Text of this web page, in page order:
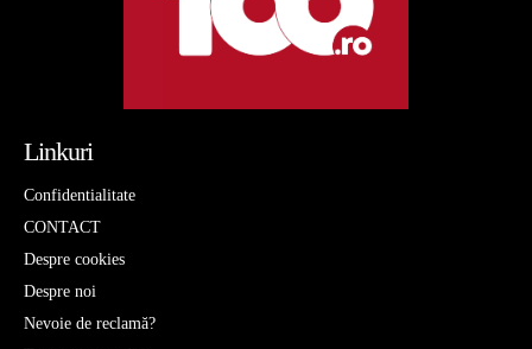
Linkuri
Confidentialitate
CONTACT
Despre cookies
Despre noi
Nevoie de reclamă?